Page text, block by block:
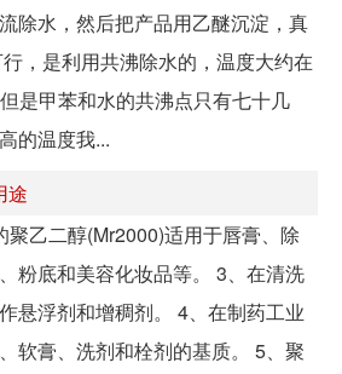
除水，然后把产品用乙醚沉淀，真
，是利用共沸除水的，温度大约在
是甲苯和水的共沸点只有七十几
的温度我...
途
聚乙二醇(Mr2000)适用于唇膏、除
粉底和美容化妆品等。 3、在清洗
悬浮剂和增稠剂。 4、在制药工业
软膏、洗剂和栓剂的基质。 5、聚